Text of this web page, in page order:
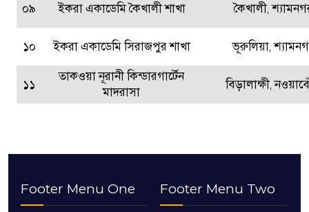
০৯ ইকরা একাডেমি কৈখালী শাখা কৈখালী,
১০ ইকরা একাডেমি সিরাজপুর শাখা ভূরুলিয়া,
১১
তাকওয়া নূরানী কিন্ডারগার্টেন
মাদরাসা
বিড়ালাক্ষী,
Footer Menu One Footer Menu Two